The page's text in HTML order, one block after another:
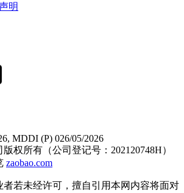
明
MDDI (P) 026/05/2026
权所有（公司登记号：202120748H）
zaobao.com
者若未经许可，擅自引用本网内容将面对